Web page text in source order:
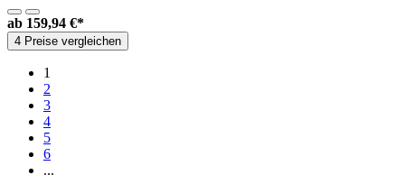
ab 159,94 €*
4 Preise vergleichen
1
2
3
4
5
6
...